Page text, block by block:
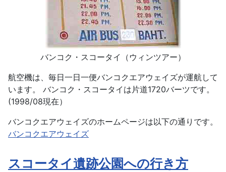
バンコク・スコータイ（ウィンツアー）
航空機は、毎日一日一便バンコクエアウェイズが運航して
います。 バンコク・スコータイは片道1720バーツです。
(1998/08現在）
バンコクエアウェイズのホームページは以下の通りです。
バンコクエアウェイズ
スコータイ遺跡公園への行き方